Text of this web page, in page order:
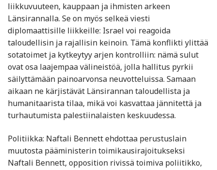
liikkuvuuteen, kauppaan ja ihmisten arkeen
Länsirannalla. Se on myös selkeä viesti
diplomaattisille liikkeille: Israel voi reagoida
taloudellisin ja rajallisin keinoin. Tämä konflikti ylittää
sotatoimet ja kytkeytyy arjen kontrolliin: nämä sulut
ovat osa laajempaa välineistöä, jolla hallitus pyrkii
säilyttämään painoarvonsa neuvotteluissa. Samaan
aikaan ne kärjistävät Länsirannan taloudellista ja
humanitaarista tilaa, mikä voi kasvattaa jännitettä ja
turhautumista palestiinalaisten keskuudessa.
Politiikka: Naftali Bennett ehdottaa perustuslain
muutosta pääministerin toimikausirajoitukseksi
Naftali Bennett, opposition rivissä toimiva poliitikko,